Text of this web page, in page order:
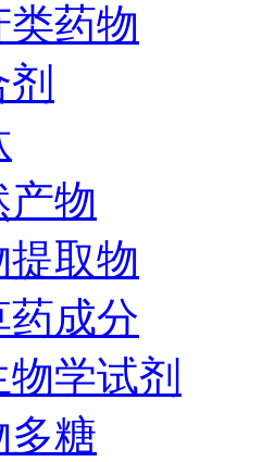
类药物
产物
提取物
药成分
学试剂
多糖